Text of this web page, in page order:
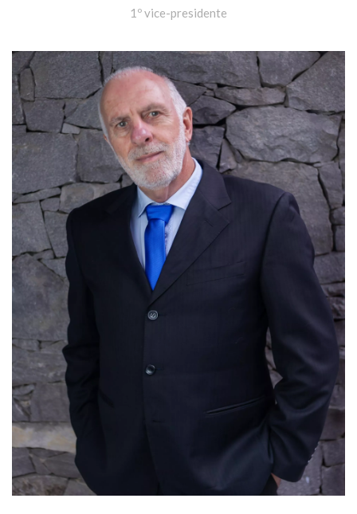
1º vice-presidente